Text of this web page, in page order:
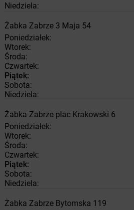
Niedziela:
Żabka Zabrze 3 Maja 54
Poniedziałek:
Wtorek:
Środa:
Czwartek:
Piątek:
Sobota:
Niedziela:
Żabka Zabrze plac Krakowski 6
Poniedziałek:
Wtorek:
Środa:
Czwartek:
Piątek:
Sobota:
Niedziela:
Żabka Zabrze Bytomska 119